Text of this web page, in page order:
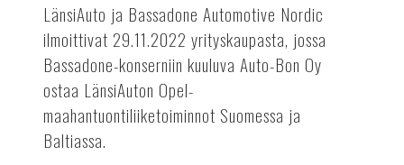
LänsiAuto ja Bassadone Automotive Nordic
ilmoittivat 29.11.2022 yrityskaupasta, jossa
Bassadone-konserniin kuuluva Auto-Bon Oy
ostaa LänsiAuton Opel-
maahantuontiliiketoiminnot Suomessa ja
Baltiassa.